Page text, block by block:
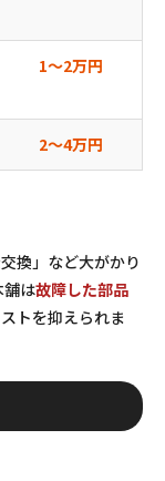
1〜2万円
2〜4万円
換」など大がかり
舗は故障した部品
トを抑えられま